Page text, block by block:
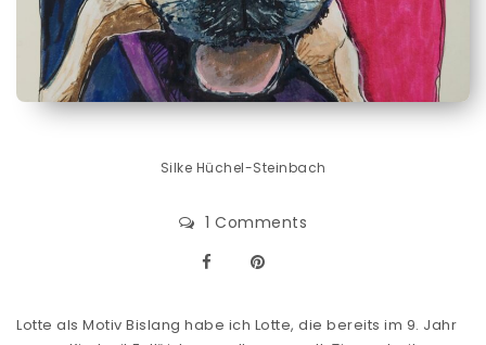
Silke Hüchel-Steinbach
1 Comments
Lotte als Motiv Bislang habe ich Lotte, die bereits im 9. Jahr